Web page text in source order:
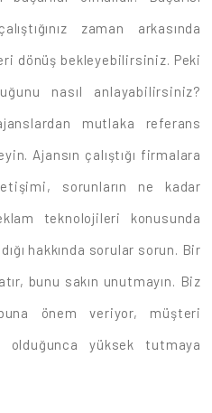
zaman arkasında
dönüş bekleyebilirsiniz. Peki
nasıl anlayabilirsiniz?
mutlaka referans
Ajansın çalıştığı firmalara
sorunların ne kadar
teknolojileri konusunda
hakkında sorular sorun. Bir
bunu sakın unutmayın. Biz
önem veriyor, müşteri
olduğunca yüksek tutmaya